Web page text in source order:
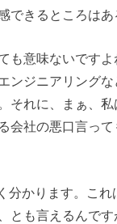
きるところはあ
も意味ないです
ンジニアリング
それに、まぁ、
会社の悪口言っ
分かります。こ
とも言えるんで